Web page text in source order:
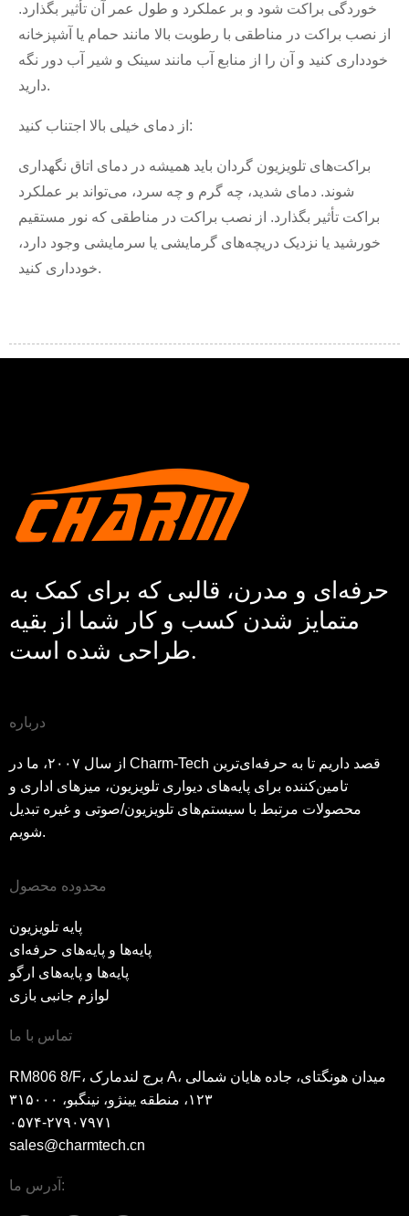
خوردگی براکت شود و بر عملکرد و طول عمر آن تأثیر بگذارد.
از نصب براکت در مناطقی با رطوبت بالا مانند حمام یا آشپزخانه
خودداری کنید و آن را از منابع آب مانند سینک و شیر آب دور نگه
دارید.
از دمای خیلی بالا اجتناب کنید:
براکت‌های تلویزیون گردان باید همیشه در دمای اتاق نگهداری
شوند. دمای شدید، چه گرم و چه سرد، می‌تواند بر عملکرد
براکت تأثیر بگذارد. از نصب براکت در مناطقی که نور مستقیم
خورشید یا نزدیک دریچه‌های گرمایشی یا سرمایشی وجود دارد،
خودداری کنید.
حرفه‌ای و مدرن، قالبی که برای کمک به
متمایز شدن کسب و کار شما از بقیه
طراحی شده است.
درباره
از سال ۲۰۰۷، ما در Charm-Tech قصد داریم تا به حرفه‌ای‌ترین
تامین‌کننده برای پایه‌های دیواری تلویزیون، میزهای اداری و
محصولات مرتبط با سیستم‌های تلویزیون/صوتی و غیره تبدیل
شویم.
محدوده محصول
پایه تلویزیون
پایه‌ها و پایه‌های حرفه‌ای
پایه‌ها و پایه‌های ارگو
لوازم جانبی بازی
تماس با ما
RM806 8/F، برج لندمارک A، میدان هونگتای، جاده هایان شمالی
۱۲۳، منطقه یینژو، نینگبو، ۳۱۵۰۰۰
۰۵۷۴-۲۷۹۰۷۹۷۱
sales@charmtech.cn
آدرس ما: